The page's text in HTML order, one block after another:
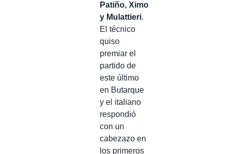
Patiño, Ximo
y Mulattieri.
El técnico
quiso
premiar el
partido de
este último
en Butarque
y el italiano
respondió
con un
cabezazo en
los primeros